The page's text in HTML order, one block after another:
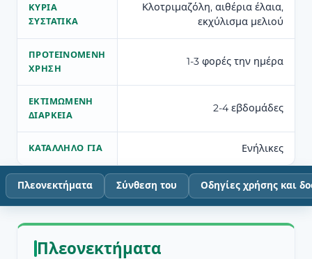
ΚΎΡΙΑ
ΣΥΣΤΑΤΙΚΆ
Κλοτριμαζόλη, αιθέρια έλαια,
εκχύλισμα μελιού
ΠΡΟΤΕΙΝΌΜΕΝΗ
ΧΡΉΣΗ
1-3 φορές την ημέρα
ΕΚΤΙΜΏΜΕΝΗ
ΔΙΆΡΚΕΙΑ
2-4 εβδομάδες
ΚΑΤΆΛΛΗΛΟ ΓΙΑ Ενήλικες
Πλεονεκτήματα Σύνθεση του Οδηγίες χρήσης και
Πλεονεκτήματα